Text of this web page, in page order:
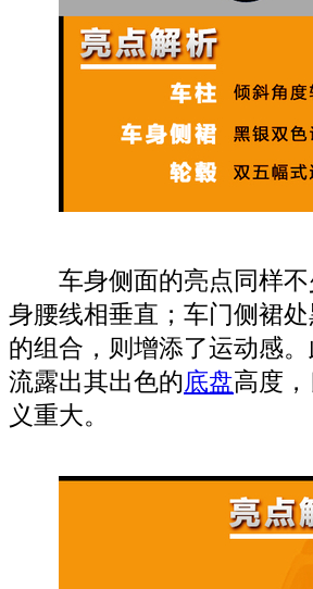
车身侧面的亮点同样不
身腰线相垂直；车门侧裙
的组合，则增添了运动感
流露出其出色的底盘高度
义重大。